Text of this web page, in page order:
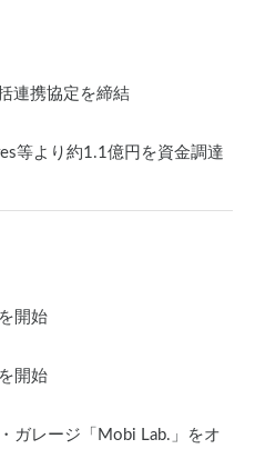
連携協定を締結
等より約1.1億円を資金調達
開始
開始
ガレージ「Mobi Lab.」をオ